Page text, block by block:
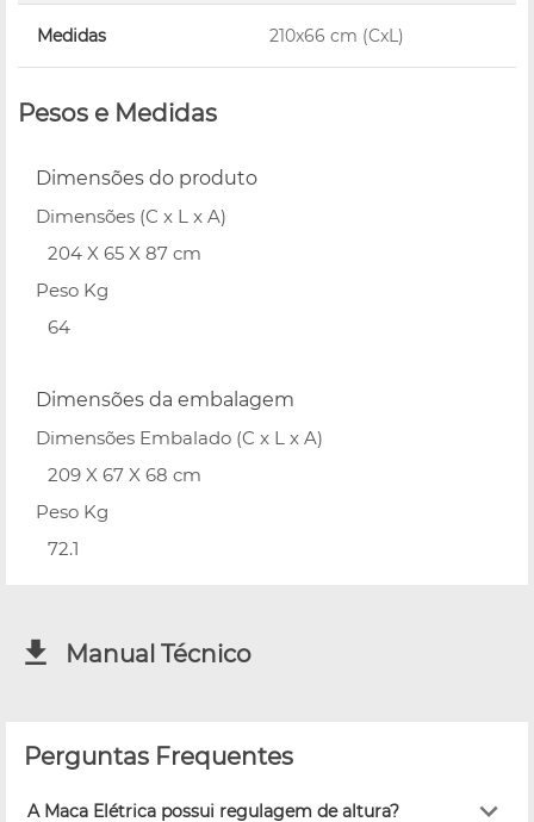
Medidas 210x66 cm (CxL)
Pesos e Medidas
Dimensões do produto
Dimensões (C x L x A)
204 X 65 X 87 cm
Peso Kg
64
Dimensões da embalagem
Dimensões Embalado (C x L x A)
209 X 67 X 68 cm
Peso Kg
72.1
Manual Técnico
Perguntas Frequentes
A Maca Elétrica possui regulagem de altura?